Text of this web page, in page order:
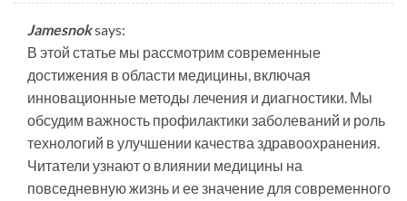
Jamesnoksays:
В этой статье мы рассмотрим современные
достижения в области медицины, включая
инновационные методы лечения и диагностики. Мы
обсудим важность профилактики заболеваний и роль
технологий в улучшении качества здравоохранения.
Читатели узнают о влиянии медицины на
повседневную жизнь и ее значение для современного